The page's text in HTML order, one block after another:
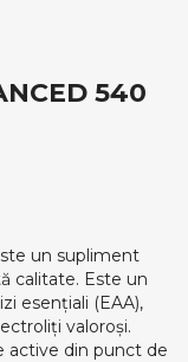
540
un supliment
calitate. Este un
esențiali (EAA),
valoroși.
active din punct de